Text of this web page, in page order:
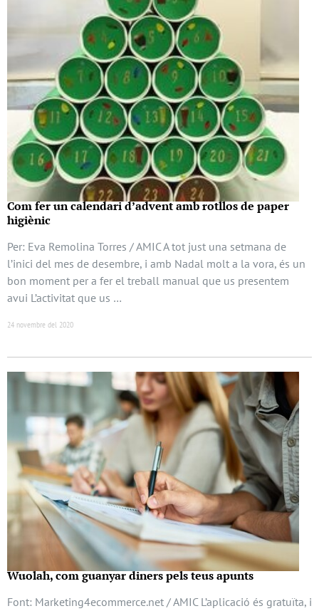
Com fer un calendari d’advent amb rotllos de paper
higiènic
Per: Eva Remolina Torres / AMIC A tot just una setmana de
l’inici del mes de desembre, i amb Nadal molt a la vora, és un
bon moment per a fer el treball manual que us presentem
avui L’activitat que us …
24 novembre del 2020
Wuolah, com guanyar diners pels teus apunts
Font: Marketing4ecommerce.net / AMIC L’aplicació és gratuïta, i